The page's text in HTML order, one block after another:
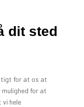
dit sted
for at os at
for at
hele